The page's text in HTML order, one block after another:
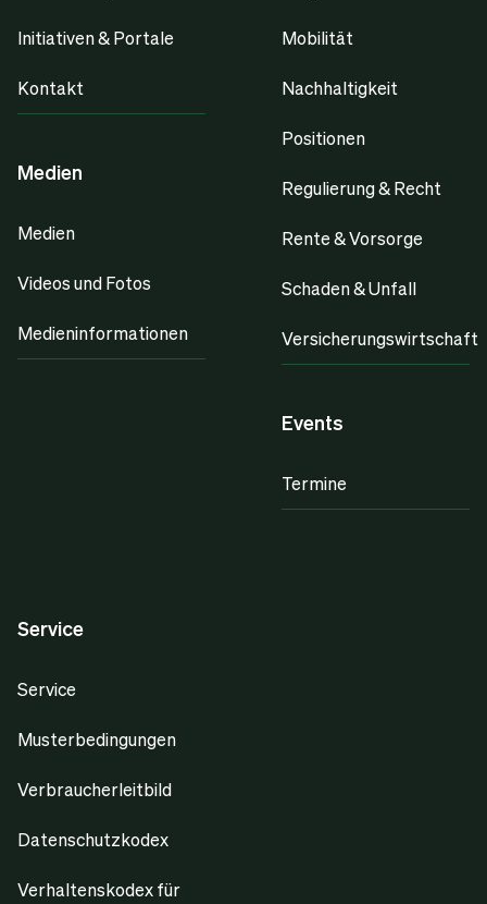
Initiativen & Portale
Kontakt
Medien
Medien
Videos und Fotos
Medieninformationen
Mobilität
Nachhaltigkeit
Positionen
Regulierung & Recht
Rente & Vorsorge
Schaden & Unfall
Versicherungswirtschaft
Events
Termine
Service
Service
Musterbedingungen
Verbraucherleitbild
Datenschutzkodex
Verhaltenskodex für